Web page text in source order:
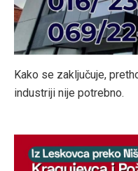
Kako se zaključuje,
industriji nije potrebno.